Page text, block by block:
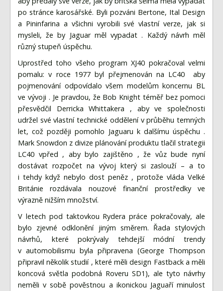
po stránce karosářské. Byli pozváni Bertone, Ital Design
a Pininfarina a všichni vyrobili své vlastní verze, jak si
mysleli, že by Jaguar měl vypadat . Každý návrh měl
různý stupeň úspěchu.
Uprostřed toho všeho program XJ40 pokračoval velmi
pomalu: v roce 1977 byl přejmenován na LC40 aby
pojmenování odpovídalo všem modelům koncernu BL
ve vývoji . Je pravdou, že Bob Knight téměř bez pomoci
přesvědčil Derricka Whittakera , aby ve společnosti
udržel své vlastní technické oddělení v průběhu temných
let, což později pomohlo Jaguaru k dalšímu úspěchu .
Mark Snowdon z divize plánování produktu tlačil strategii
LC40 vpřed , aby bylo zajištěno , že vůz bude nyní
dostávat rozpočet na vývoj který si zaslouží – a to
i tehdy když nebylo dost peněz , protože vláda Velké
Británie rozdávala nouzové finanční prostředky ve
výrazně nižším množství.
V letech pod taktovkou Rydera práce pokračovaly, ale
bylo zjevné odklonění jiným směrem. Řada stylových
návrhů, které pokrývaly tehdejší módní trendy
v automobilismu byla připravena (George Thompson
připravil několik studií , které měli design Fastback a měli
koncová světla podobná Roveru SD1), ale tyto návrhy
neměli v sobě pověstnou a ikonickou Jaguaří minulost